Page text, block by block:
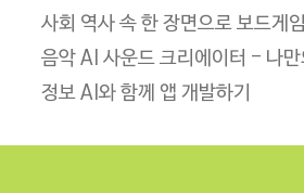
사회 역사 속 한 장면으로 보드게
음악 AI 사운드 크리에이터 - 나
정보 AI와 함께 앱 개발하기